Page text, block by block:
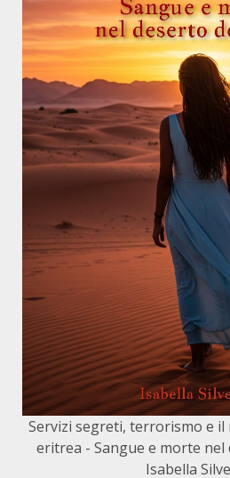
Servizi segreti, terrorismo e il
eritrea - Sangue e morte nel
Isabella